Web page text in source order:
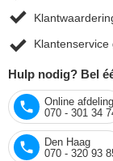
Hulp nodig? Bel
Online afdeling
070 - 301 34
Den Haag
070 - 320 93